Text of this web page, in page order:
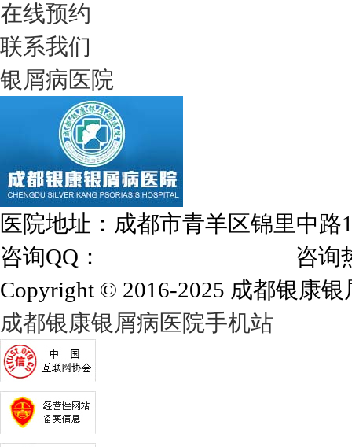
在线预约
联系我们
银屑病医院
医院地址：成都市青羊区锦里中
咨询QQ：
咨询热线
Copyright © 2016-2025 成都银康银
成都银康银屑病医院手机站